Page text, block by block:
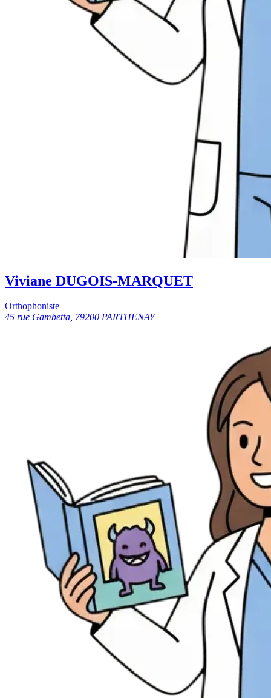
Viviane DUGOIS-MARQUET
Orthophoniste
45 rue Gambetta, 79200 PARTHENAY